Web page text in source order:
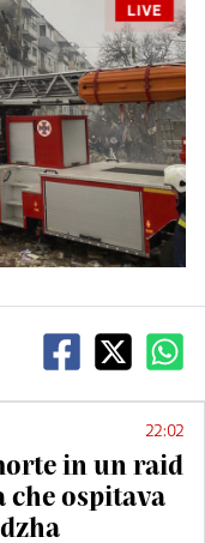
LIVE
22:02
in un raid
che ospitava